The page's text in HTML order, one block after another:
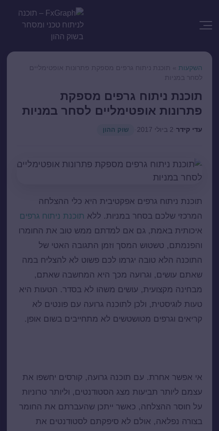
השקעות »
תוכנת ניתוח גרפים מספקת פתרונות אופטימליים
לסחר במניות
תוכנת ניתוח גרפים מספקת
פתרונות אופטימליים לסחר במניות
עדי קידר 2 ביולי 2017 שוק ההון
תוכנת ניתוח גרפים אפקטיבית היא כלי ההצלחה
המרכזי שלכם בסחר במניות. ללא תוכנת ניתוח גרפים
איכותית באמת, גם אם למדתם ממש טוב את החומרו
והפנמתם, טשטוש המסך וזמן התגובה האטי של
התוכנה הלא טובה יגרמו לכם פשוט לא להצליח במה
שאתם עושים, וגרועה מכך היא המחשבה שאתם,
מבחינה מקצועית, עושים משהו לא בסדר. הטעות היא
טעות לוגיסטית, ולכן לתוכנה גרועה עם פונטים לא
קריאים וגרפים מטושטשים לא מתחייבים בשום אופן.
אי אפשר אחרת. עם תוכנה גרועה, קורסים יחשפו את
עצמם ליותר תביעות מצג הסטודנטים, וליותר טרוניות
על חוסר ההצלחה, כאשר ייתכן שהעברתם את החומר
בצורה נפלאה, אולם לא סיפקתם לסטודנטים את